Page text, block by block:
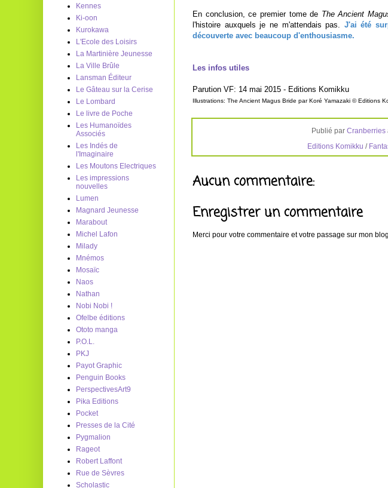
En conclusion, ce premier tome de The Ancient
l'histoire auxquels je ne m'attendais pas. J'ai été
découverte avec beaucoup d'enthousiasme.
Les infos utiles
Parution VF: 14 mai 2015 - Editions Komikku
Illustrations: The Ancient Magus Bride parKoré Yamazaki © Editions
Publié par Cranberries
Editions Komikku /
Aucun commentaire:
Enregistrer un commentaire
Merci pour votre commentaire et votre passage sur mon
Kennes
Ki-oon
Kurokawa
L'Ecole des Loisirs
La Martinière Jeunesse
La Ville Brûle
Lansman Éditeur
Le Gâteau sur la Cerise
Le Lombard
Le livre de Poche
Les Humanoïdes
Associés
Les Indés de
l'Imaginaire
Les Moutons Electriques
Les impressions
nouvelles
Lumen
Magnard Jeunesse
Marabout
Michel Lafon
Milady
Mnémos
Mosaïc
Naos
Nathan
Nobi Nobi !
Ofelbe éditions
Ototo manga
P.O.L.
PKJ
Payot Graphic
Penguin Books
PerspectivesArt9
Pika Editions
Pocket
Presses de la Cité
Pygmalion
Rageot
Robert Laffont
Rue de Sèvres
Scholastic